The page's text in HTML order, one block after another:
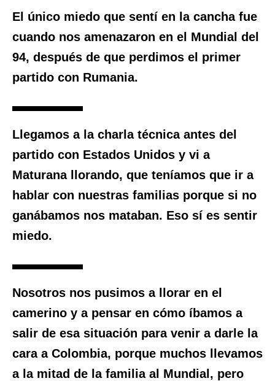
El único miedo que sentí en la cancha fue
cuando nos amenazaron en el Mundial del
94, después de que perdimos el primer
partido con Rumania.
Llegamos a la charla técnica antes del
partido con Estados Unidos y vi a
Maturana llorando, que teníamos que ir a
hablar con nuestras familias porque si no
ganábamos nos mataban. Eso sí es sentir
miedo.
Nosotros nos pusimos a llorar en el
camerino y a pensar en cómo íbamos a
salir de esa situación para venir a darle la
cara a Colombia, porque muchos llevamos
a la mitad de la familia al Mundial, pero